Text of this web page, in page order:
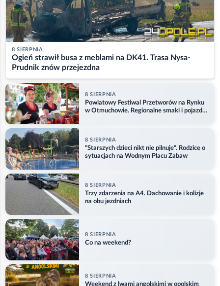
8 SIERPNIA
Ogień strawił busa z meblami na DK41. Trasa Nysa-
Prudnik znów przejezdna
8 SIERPNIA
Powiatowy Festiwal Przetworów na Rynku
w Otmuchowie. Regionalne smaki i pojazdy
8 SIERPNIA
"Starszych dzieci nikt nie pilnuje". Rodzice o
sytuacjach na Wodnym Placu Zabaw
8 SIERPNIA
Trzy zdarzenia na A4. Dachowanie i kolizje
na obu jezdniach
8 SIERPNIA
Co na weekend?
8 SIERPNIA
Weekend z lwami angolskimi w opolskim